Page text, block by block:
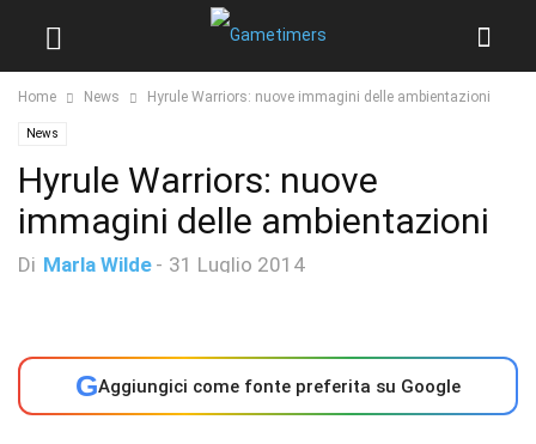
Home News Hyrule Warriors: nuove immagini delle ambientazioni
News
Hyrule Warriors: nuove
immagini delle ambientazioni
Di Marla Wilde - 31 Luglio 2014
GAggiungici come fonte preferita su Google